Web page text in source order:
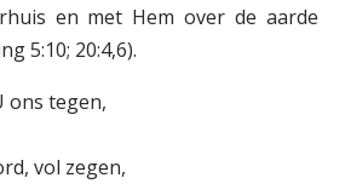
en met Hem over de aarde
5:10; 20:4,6).
ons tegen,
vol zegen,